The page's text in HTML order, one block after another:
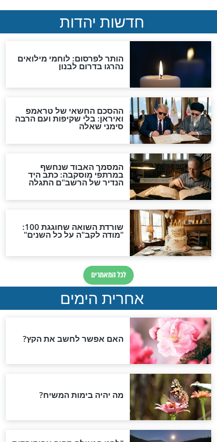
יוצא בקריאה
כל אחד ואחד
להתמהמה"
כשלילדים נמאס מהסגר?’’
אופן מניינים
לא נשמרים
משרד הבריאות: אפשרו לבני
ישראל אברג’יל
לעם ישראל
יגאל כהן במסר לעם ישראל